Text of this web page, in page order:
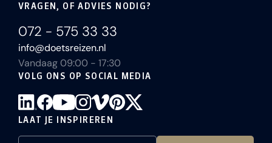
VRAGEN, OF ADVIES NODIG?
072 - 575 33 33
info@doetsreizen.nl
Vandaag 09:00 - 17:30
VOLG ONS OP SOCIAL MEDIA
LAAT JE INSPIREREN